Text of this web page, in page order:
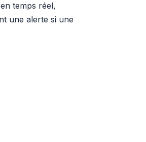
temps réel,
une alerte si une